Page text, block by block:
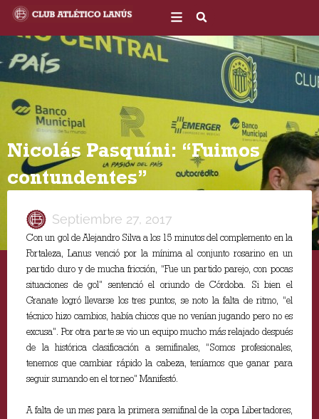
contenido
Nicolás Pasquíni: “Fuimos
contundentes”
Septiembre 27, 2017
Con un gol de Alejandro Silva a los 15 minutos del complemento en la
Fortaleza, Lanus venció por la mínima al conjunto rosarino en un
partido duro y de mucha fricción, “Fue un partido parejo, con pocas
situaciones de gol” sentenció el oriundo de Córdoba. Si bien el
Granate logró llevarse los tres puntos, se noto la falta de ritmo, “el
técnico hizo cambios, había chicos que no venían jugando pero no es
excusa”. Por otra parte se vio un equipo mucho más relajado después
de la histórica clasificación a semifinales, “Somos profesionales,
tenemos que cambiar rápido la cabeza, teníamos que ganar para
seguir sumando en el torneo” Manifestó.
A falta de un mes para la primera semifinal de la copa Libertadores,